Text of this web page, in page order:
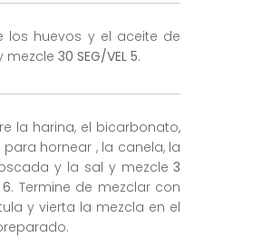
los huevos y el aceite de
mezcle 30 SEG/VEL 5.
la harina, el bicarbonato,
para hornear , la canela, la
y la sal y mezcle3
6. Termine de mezclar con
y vierta la mezcla en el